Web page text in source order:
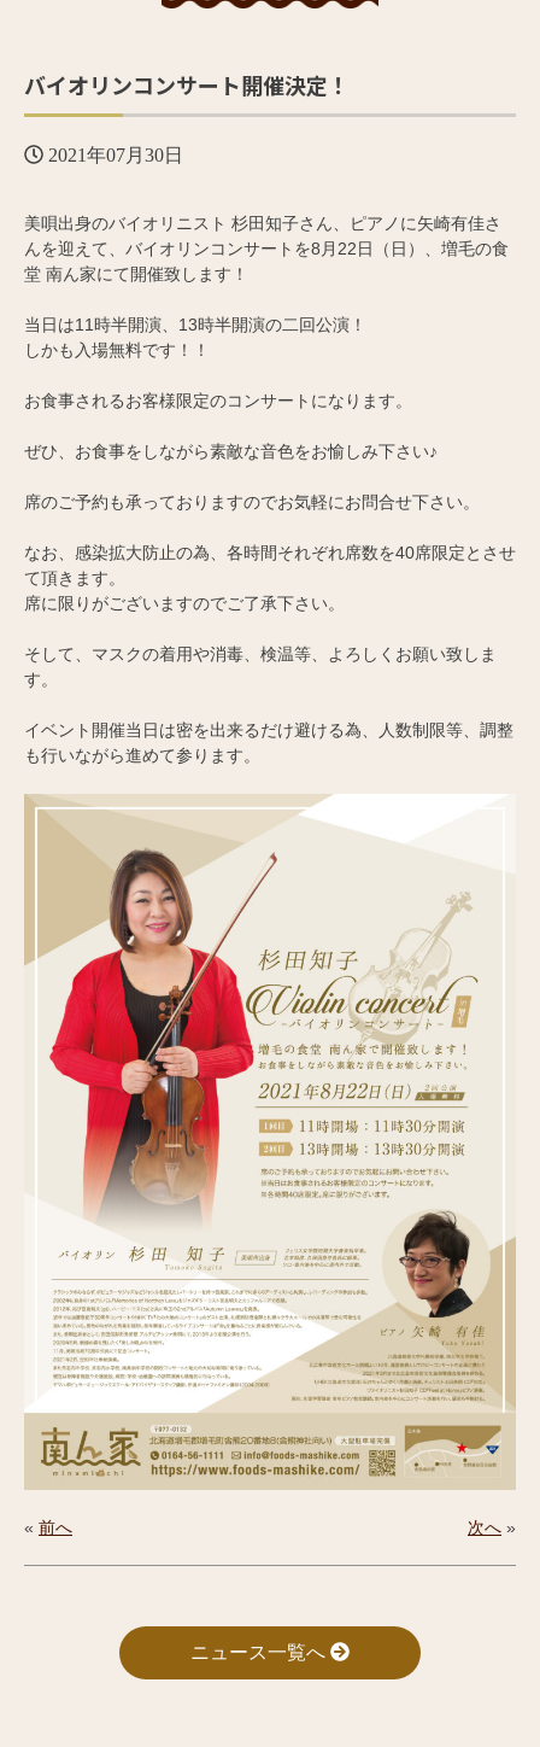
バイオリンコンサート開催決定！
2021年07月30日
美唄出身のバイオリニスト 杉田知子さん、ピアノに矢崎有佳さ
んを迎えて、バイオリンコンサートを8月22日（日）、増毛の食
堂 南ん家にて開催致します！
当日は11時半開演、13時半開演の二回公演！
しかも入場無料です！！
お食事されるお客様限定のコンサートになります。
ぜひ、お食事をしながら素敵な音色をお愉しみ下さい♪
席のご予約も承っておりますのでお気軽にお問合せ下さい。
なお、感染拡大防止の為、各時間それぞれ席数を40席限定とさせ
て頂きます。
席に限りがございますのでご了承下さい。
そして、マスクの着用や消毒、検温等、よろしくお願い致しま
す。
イベント開催当日は密を出来るだけ避ける為、人数制限等、調整
も行いながら進めて参ります。
« 前へ 次へ »
ニュース一覧へ